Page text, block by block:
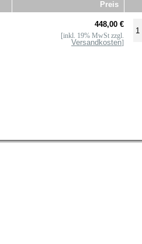
Preis
448,00 €
[inkl. 19% MwSt zzgl.
Versandkosten]